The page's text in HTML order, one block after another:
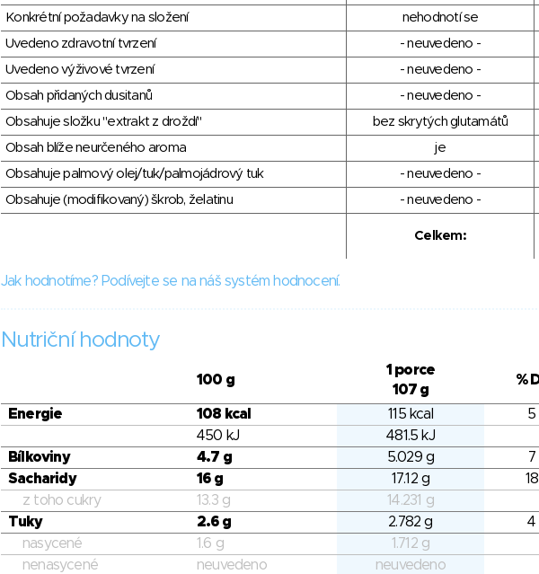
Konkrétní požadavky na složení
nehodnotí se
Uvedeno zdravotní tvrzení
- neuvedeno -
Uvedeno výživové tvrzení
- neuvedeno -
Obsah přidaných dusitanů
- neuvedeno -
Obsahuje složku "extrakt z droždí"
bez skrytých glutamátů
Obsah blíže neurčeného aroma
je
Obsahuje palmový olej/tuk/palmojádrový tuk
- neuvedeno -
Obsahuje (modifikovaný) škrob, želatinu
- neuvedeno -
Celkem:
Jak hodnotíme? Podívejte se na náš systém hodnocení.
Nutriční hodnoty
100 g
1 porce
107 g
%
Energie 108 kcal 115 kcal
5
450 kJ
481.5 kJ
Bílkoviny
4.7 g 5.029 g
7
Sacharidy
16 g 17.12 g
z toho cukry
13.3 g
14.231 g
Tuky
2.6 g 2.782 g
4
nasycené
1.6 g
1.712 g
nenasycené
neuvedeno neuvedeno